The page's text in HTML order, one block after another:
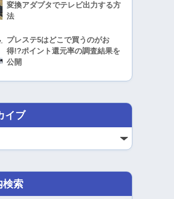
変換アダプタでテレビ出力する方
法
プレステ5はどこで買うのがお
得!?ポイント還元率の調査結果を
公開
イブ
検索